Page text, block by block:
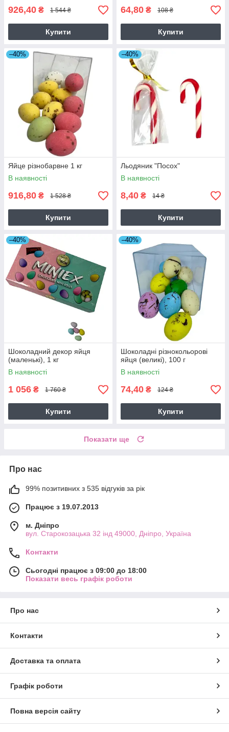
926,40 ₴ 1 544 ₴
Купити
64,80 ₴ 108 ₴
Купити
–40%
Яйце різнобарвне 1 кг
В наявності
916,80 ₴ 1 528 ₴
Купити
–40%
Льодяник "Посох"
В наявності
8,40 ₴ 14 ₴
Купити
–40%
Шоколадний декор яйця
(маленькі), 1 кг
В наявності
1 056 ₴ 1 760 ₴
Купити
–40%
Шоколадні різнокольорові
яйця (великі), 100 г
В наявності
74,40 ₴ 124 ₴
Купити
Показати ще
Про нас
99% позитивних з 535 відгуків за рік
Працює з 19.07.2013
м. Дніпро
вул. Старокозацька 32 інд 49000, Дніпро, Україна
Контакти
Сьогодні працює з 09:00 до 18:00
Показати весь графік роботи
Про нас
Контакти
Доставка та оплата
Графік роботи
Повна версія сайту